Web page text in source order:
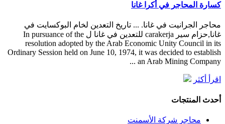
كسارة المحاجر في أكرا غانا
محاجر الجرانيت في غانا. ... تاريخ التعدين لخام البوكسايت في
غانا,حزام سير carakerja للتعدين في غانا ل In pursuance of the
resolution adopted by the Arab Economic Unity Council in its
Ordinary Session held on June 10, 1974, it was decided to establish
an Arab Mining Company ...
اقرأ أكثر
أحدث المنتجات
محاجر شركة الأسمنت